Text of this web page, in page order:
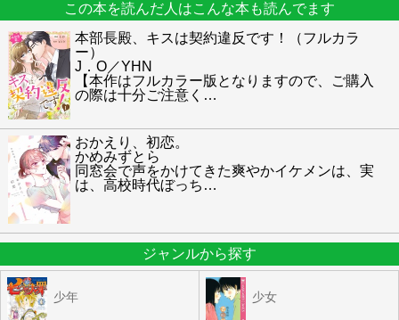
この本を読んだ人はこんな本も読んでます
本部長殿、キスは契約違反です！（フルカラ
ー）
J．O／YHN
【本作はフルカラー版となりますので、ご購入
の際は十分ご注意く …
おかえり、初恋。
かめみずとら
同窓会で声をかけてきた爽やかイケメンは、実
は、高校時代ぼっち …
ジャンルから探す
少年 少女